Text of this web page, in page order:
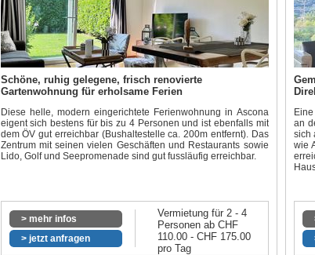
Schöne, ruhig gelegene, frisch renovierte
Gartenwohnung für erholsame Ferien
Diese helle, modern eingerichtete Ferienwohnung in Ascona
eigent sich bestens für bis zu 4 Personen und ist ebenfalls mit
dem ÖV gut erreichbar (Bushaltestelle ca. 200m entfernt). Das
Zentrum mit seinen vielen Geschäften und Restaurants sowie
Lido, Golf und Seepromenade sind gut fussläufig erreichbar.
> mehr infos
> jetzt anfragen
Vermietung für 2 - 4
Personen ab CHF
110.00 - CHF 175.00
pro Tag
an
sich
wie